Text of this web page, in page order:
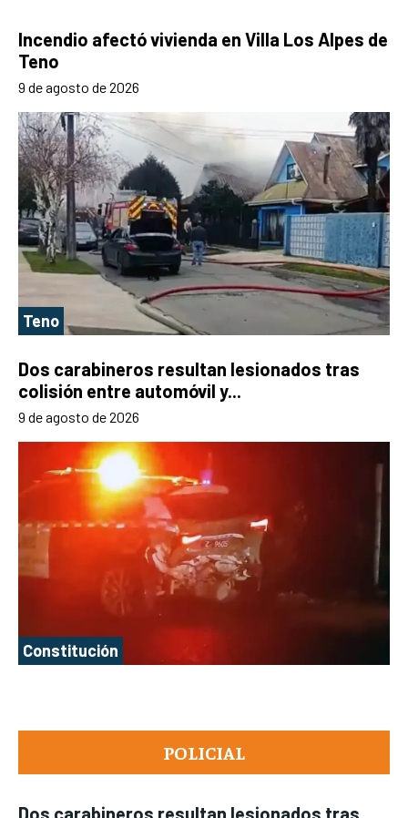
POLICIAL
Dos carabineros resultan lesionados tras
Incendio afectó vivienda en Villa Los Alpes de
Teno
9 de agosto de 2026
Teno
Dos carabineros resultan lesionados tras
colisión entre automóvil y...
9 de agosto de 2026
Constitución